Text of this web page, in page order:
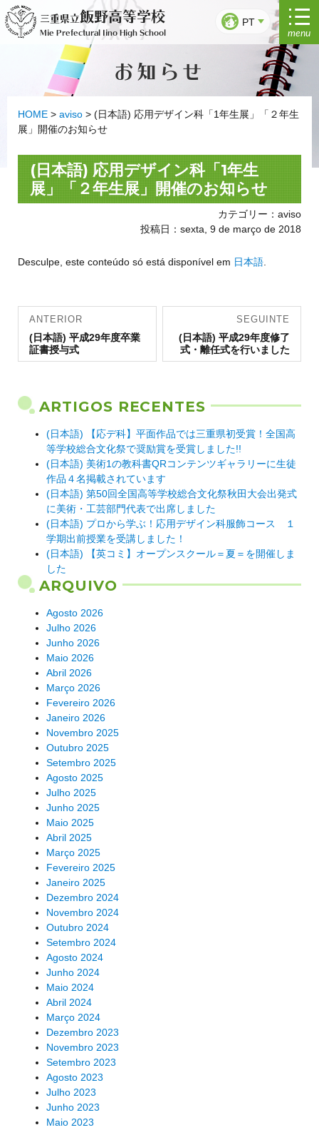
Saltar
para
三重県立飯野高等学校
Mie Prefectural Iino High School
PT
menu
お知らせ
HOME > aviso > (日本語) 応用デザイン科「1年生展」「２年生
展」開催のお知らせ
(日本語) 応用デザイン科「1年生
展」「２年生展」開催のお知らせ
カテゴリー：aviso
投稿日：sexta, 9 de março de 2018
Desculpe, este conteúdo só está disponível em 日本語
Navegação
de artigos
ANTERIOR
Artigo
anterior:
(日本語) 平成29年度卒業
証書授与式
SEGUINTE
Artigo
seguinte:
(日本語) 平成29年度修了
式・離任式を行いました
ARTIGOS RECENTES
(日本語) 【応デ科】平面作品では三重県初受賞！全国高
等学校総合文化祭で奨励賞を受賞しました!!
(日本語) 美術1の教科書QRコンテンツギャラリーに生徒
作品４名掲載されています
(日本語) 第50回全国高等学校総合文化祭秋田大会出発式
に美術・工芸部門代表で出席しました
(日本語) プロから学ぶ！応用デザイン科服飾コース １
学期出前授業を受講しました！
(日本語) 【英コミ】オープンスクール＝夏＝を開催しま
した
ARQUIVO
Agosto 2026
Julho 2026
Junho 2026
Maio 2026
Abril 2026
Março 2026
Fevereiro 2026
Janeiro 2026
Novembro 2025
Outubro 2025
Setembro 2025
Agosto 2025
Julho 2025
Junho 2025
Maio 2025
Abril 2025
Março 2025
Fevereiro 2025
Janeiro 2025
Dezembro 2024
Novembro 2024
Outubro 2024
Setembro 2024
Agosto 2024
Junho 2024
Maio 2024
Abril 2024
Março 2024
Dezembro 2023
Novembro 2023
Setembro 2023
Agosto 2023
Julho 2023
Junho 2023
Maio 2023